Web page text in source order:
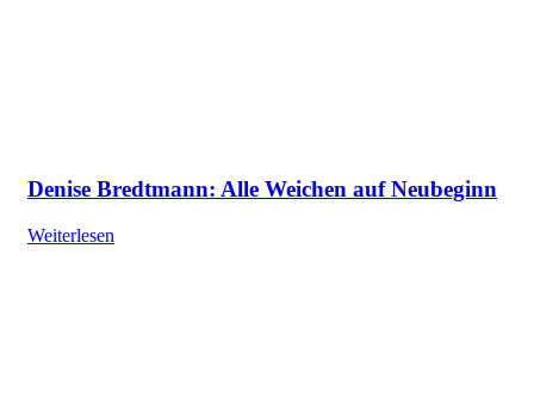
Denise Bredtmann: Alle Weichen auf Neubeginn
Weiterlesen